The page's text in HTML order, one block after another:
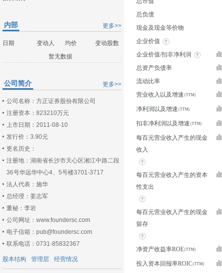
更多>>
内部
日期 变动人 均价
变动股数
暂无数据
更多>>
公司简介
公司名称：方正证券股份有限公司
注册资本：823210万元
上市日期：2011-08-10
发行价：3.90元
更名历史：
注册地：湖南省长沙市天心区湘江中路二段
36号华远华中心4、5号楼3701-3717
法人代表：施华
总经理：姜志军
董秘：李岩
公司网址：www.foundersc.com
电子信箱：pub@foundersc.com
联系电话：0731-85832367
股本结构 管理层 经营情况
总负债
现金及现金等价物
企业价值
企业价值/扣非净利润
总资产负债率
流动比率
营业收入以及增速
净利润以及增速
扣非净利润以及增速
每百元营业收入产生的现金
收入
每百元营业收入产生的资本
性支出
每百元营业收入产生的现金
留存
净资产收益率ROE
投入资本回报率ROIC